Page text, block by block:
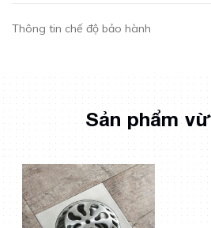
Thông tin chế độ bảo hành
Sản phẩm